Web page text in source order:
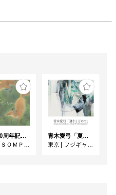
開館50周年記念 山口華楊展
ＳＯＭＰＯ美術館
青木愛弓「夏をとどめて」
東京
フジギャラリー新宿